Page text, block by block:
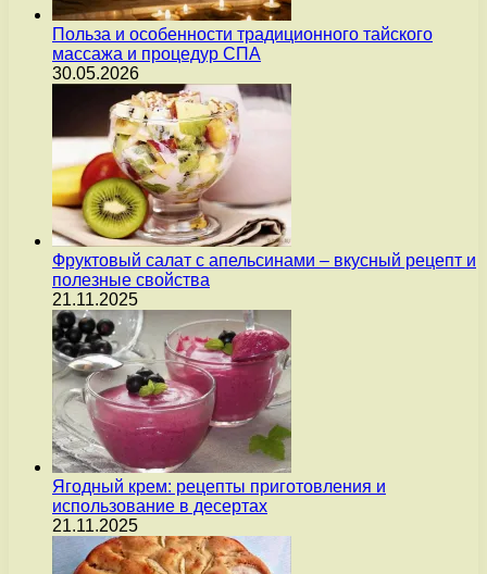
Польза и особенности традиционного тайского
массажа и процедур СПА
30.05.2026
Фруктовый салат с апельсинами – вкусный рецепт и
полезные свойства
21.11.2025
Ягодный крем: рецепты приготовления и
использование в десертах
21.11.2025